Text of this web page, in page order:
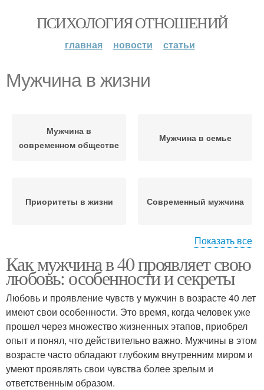
ПСИХОЛОГИЯ ОТНОШЕНИЙ
главная новости статьи
Мужчина в жизни
Мужчина в
современном обществе
Мужчина в семье
Приоритеты в жизни Современный мужчина
Главный мужчина
жизни
Предназначения в
жизни
Женщина в жизни
Показать все
Как мужчина в 40 проявляет свою
любовь: особенности и секреты
Любовь и проявление чувств у мужчин в возрасте 40 лет
имеют свои особенности. Это время, когда человек уже
прошел через множество жизненных этапов, приобрел
опыт и понял, что действительно важно. Мужчины в этом
возрасте часто обладают глубоким внутренним миром и
умеют проявлять свои чувства более зрелым и
ответственным образом.